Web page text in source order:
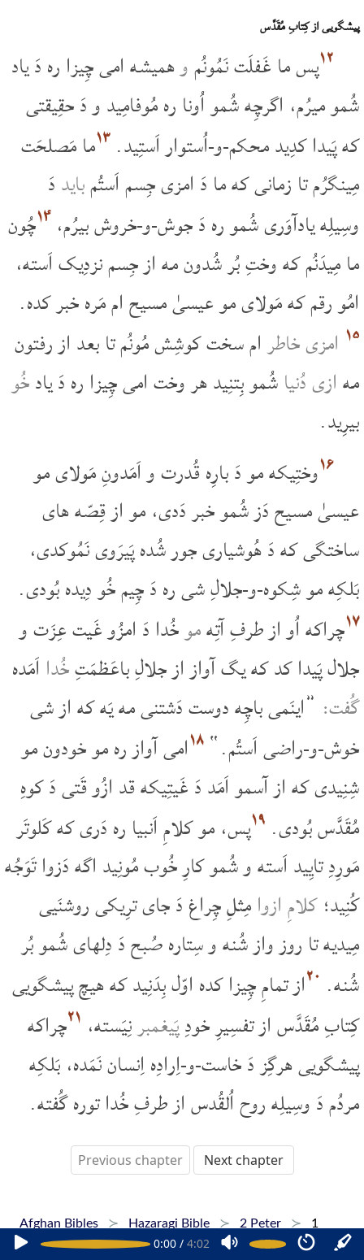
0:00 / 4:02
پیشگویی از کِتابِ مُقَدَّس
۱۲پس ما غَفلَت نَمُونُموهمیشه امی چِیزا ره دَ یاد
شُمو میرُم، اگرچِه شُمو اُونا ره مُوفامِید و دَ حقِیقتی
که پَیدا کدِید محکم-و-اُستوار اَستِید.۱۳ما مَصلحَت
مِینگرُم تا زمانی که ما دَ امزی جِسم اَستُمبایددَ
وسِیلِه یادآوَری شُمو ره دَ جوش-و-خروش بیرُم،۱۴چُون
ما مِیدَنُم که وختِ بُر شُدون مه از جِسم نزدِیک اَسته،
امُو رقم که مَولای مو عیسیٰ مسیح ام مَره خبر کده.
۱۵ امزی خاطرام سخت کوشِش مُونُم تا بعد از رفتون
مهازی دُنیاشُمو بِتنِید هر وخت امی چِیزا ره دَ یادخُو
بیرِید.
۱۶وختِیکه مو دَ بارِه قُدرت و اَمَدونِ مَولای مو
عیسیٰ مسیح دَز شُمو خبر دَدی، مو از قِصّه های
ساختگی که دَ هُوشیاری جور شُده پَیرَوی نَمُوکدی،
بَلکِه مو شِکوه-و-جلالِ شی ره دَ چِیم خُو دِیده بُودی.
۱۷چراکه اُو از طرفِ آتِهموخُدا دَ امزُو غَیت عِزَت و
جلال پَیدا کد که یگ آواز از جلالِ باعَظمَتِخُدا اَمَده
گُفت: ”اینَمی باچِه دوست دَشتنی مه یَه که از شی
خوش-و-راضی اَستُم.“۱۸امی آواز ره مو خودون مو
شِنِیدی که از آسمو اَمَد دَ غَیتِیکه قد ازُو قَتی دَ کوهِ
مُقَدَّس بُودی. ۱۹پس، مو کلامِ اَنبیا ره دَری که کَلوتَر
مَورِدِ تایِید اَسته و شُمو کارِ خُوب مُونِید اگه دَزوا تَوَجُه
کُنِید؛کلامِ ازوامِثلِ چِراغ دَ جای ترِیکی روشنَیی
مِیدیه تا روز واز شُنه و سِتاره صُبح دَ دِلهای شُمو بُر
شُنه. ۲۰از تمامِ چِیزا کده اوّل بِدَنِید که هیچ پیشگویی
کِتابِ مُقَدَّس از تفسِیرِ خودِپَیغمبرنِیَسته، ۲۱چراکه
پیشگویی هرگِز دَ خاست-و-اِرادِه اِنسان نَمَده، بَلکِه
مردُم دَ وسِیلِه روح اُلقُدس از طرفِ خُدا توره گُفته.
Previous chapter Next chapter
Afghan Bibles Hazaragi Bible 2 Peter 1